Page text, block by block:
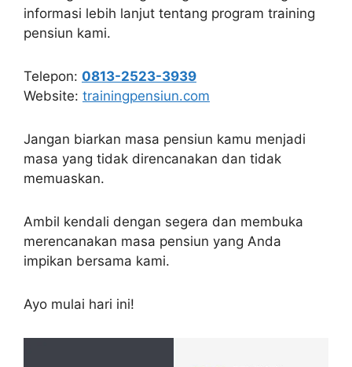
memuaskan.
merencanakan masa pensiun yang Anda
impikan bersama kami.
Ayo mulai hari ini!